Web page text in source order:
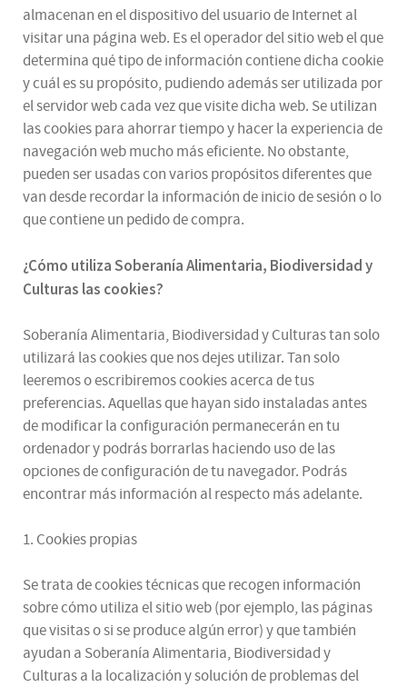
almacenan en el dispositivo del usuario de Internet al
visitar una página web. Es el operador del sitio web el que
determina qué tipo de información contiene dicha cookie
y cuál es su propósito, pudiendo además ser utilizada por
el servidor web cada vez que visite dicha web. Se utilizan
las cookies para ahorrar tiempo y hacer la experiencia de
navegación web mucho más eficiente. No obstante,
pueden ser usadas con varios propósitos diferentes que
van desde recordar la información de inicio de sesión o lo
que contiene un pedido de compra.
¿Cómo utilizaSoberanía Alimentaria, Biodiversidad y
Culturas las cookies?
Soberanía Alimentaria, Biodiversidad y Culturas tan solo
utilizará las cookies que nos dejes utilizar. Tan solo
leeremos o escribiremos cookies acerca de tus
preferencias. Aquellas que hayan sido instaladas antes
de modificar la configuración permanecerán en tu
ordenador y podrás borrarlas haciendo uso de las
opciones de configuración de tu navegador. Podrás
encontrar más información al respecto más adelante.
1. Cookies propias
Se trata de cookies técnicas que recogen información
sobre cómo utiliza el sitio web (por ejemplo, las páginas
que visitas o si se produce algún error) y que también
ayudan a Soberanía Alimentaria, Biodiversidad y
Culturas a la localización y solución de problemas del